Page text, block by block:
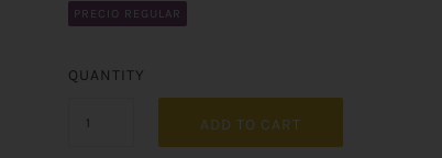
PRECIO REGULAR
QUANTITY
ADD TO CART